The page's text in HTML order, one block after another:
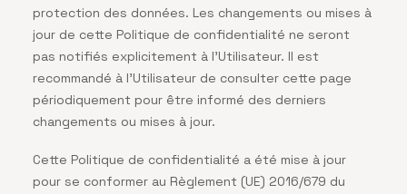
protection des données. Les changements ou mises à
jour de cette Politique de confidentialité ne seront
pas notifiés explicitement à l’Utilisateur. Il est
recommandé à l’Utilisateur de consulter cette page
périodiquement pour être informé des derniers
changements ou mises à jour.
Cette Politique de confidentialité a été mise à jour
pour se conformer au Règlement (UE) 2016/679 du